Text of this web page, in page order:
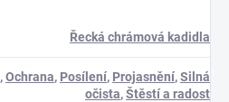
Řecká chrámová kadidla
,Ochrana, Posílení, Projasnění,Silná
očista,Štěstí a radost